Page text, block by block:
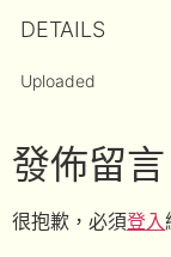
DETAILS
Uploaded
發佈留言
很抱歉，必須登入